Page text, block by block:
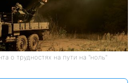
о трудностях на пути на "ноль"